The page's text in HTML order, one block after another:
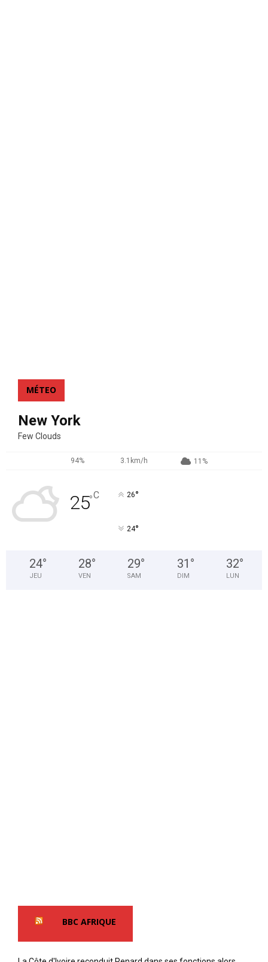
MÉTEO
New York
Few Clouds
94% 3.1km/h 11%
25°C 26°
24°
24°
JEU
28°
VEN
29°
SAM
31 °
DIM
32°
LUN
BBC AFRIQUE